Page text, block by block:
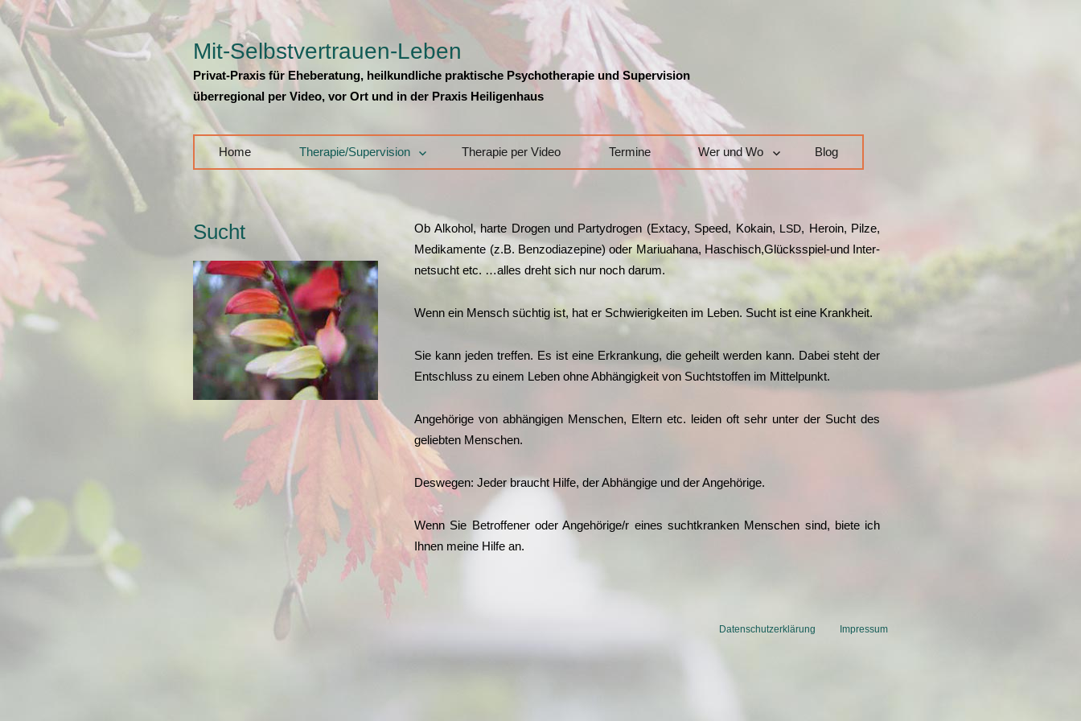
Mit-Selbstvertrauen-Leben
Privat-Praxis für Eheberatung, heilkundliche praktische Psychotherapie und Supervision
überregional per Video, vor Ort und in der Praxis Heiligenhaus
Home Therapie/Supervision Therapie per Video Termine Wer und Wo Blog
Sucht Ob Alko­hol, har­te Dro­gen und Par­ty­dro­gen (Ext­a­cy, Speed, Koka­in, LSD, Hero­in, Pil­ze,
Medi­ka­men­te (z.B. Ben­zo­dia­ze­pi­ne) oder Mariuaha­na, Haschisch,Glücksspiel-und Inter­
net­sucht etc. …alles dreht sich nur noch darum.
Wenn ein Mensch süch­tig ist, hat er Schwie­rig­kei­ten im Leben. Sucht ist eine Krankheit.
Sie kann jeden tref­fen. Es ist eine Erkran­kung, die geheilt wer­den kann. Dabei steht der
Ent­schluss zu einem Leben ohne Abhän­gig­keit von Suchtstof­fen im Mittelpunkt.
Ange­hö­ri­ge von abhän­gi­gen Men­schen, Eltern etc. lei­den oft sehr unter der Sucht des
gelieb­ten Menschen.
Des­we­gen: Jeder braucht Hil­fe, der Abhän­gi­ge und der Angehörige.
Wenn Sie Betrof­fe­ner oder Angehörige/r eines sucht­kran­ken Men­schen sind, bie­te ich
Ihnen mei­ne Hil­fe an.
Impressum
Datenschutzerklärung